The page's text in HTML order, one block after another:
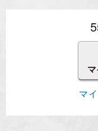
マ